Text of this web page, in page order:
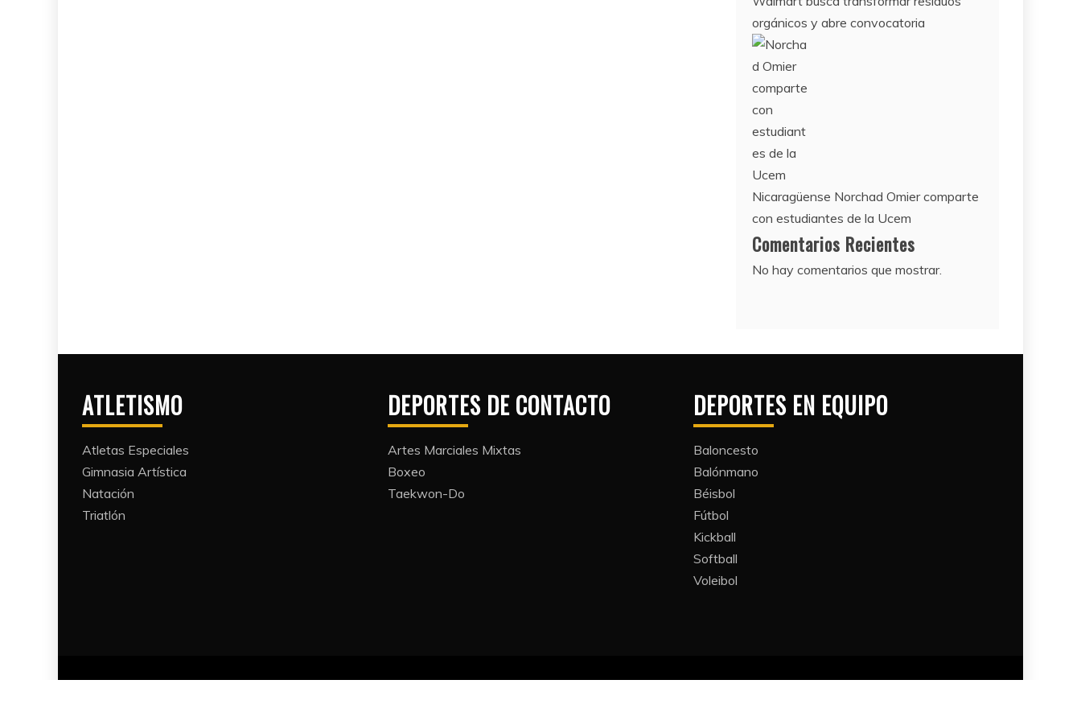
orgánicos y abre convocatoria
Nicaragüense Norchad Omier comparte
con estudiantes de la Ucem
Comentarios Recientes
No hay comentarios que mostrar.
ATLETISMO
Atletas Especiales
Gimnasia Artística
Natación​
Triatlón​
DEPORTES DE CONTACTO
Artes Marciales Mixtas
Boxeo
Taekwon-Do
DEPORTES EN EQUIPO
Baloncesto
Balónmano
Béisbol
Fútbol
Kickball​
Softball​
Voleibol​